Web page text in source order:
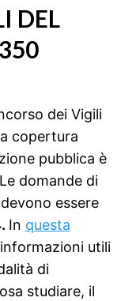
DEL
dei Vigili
copertura
pubblica è
domande di
essere
In questa
utili
di
studiare, il